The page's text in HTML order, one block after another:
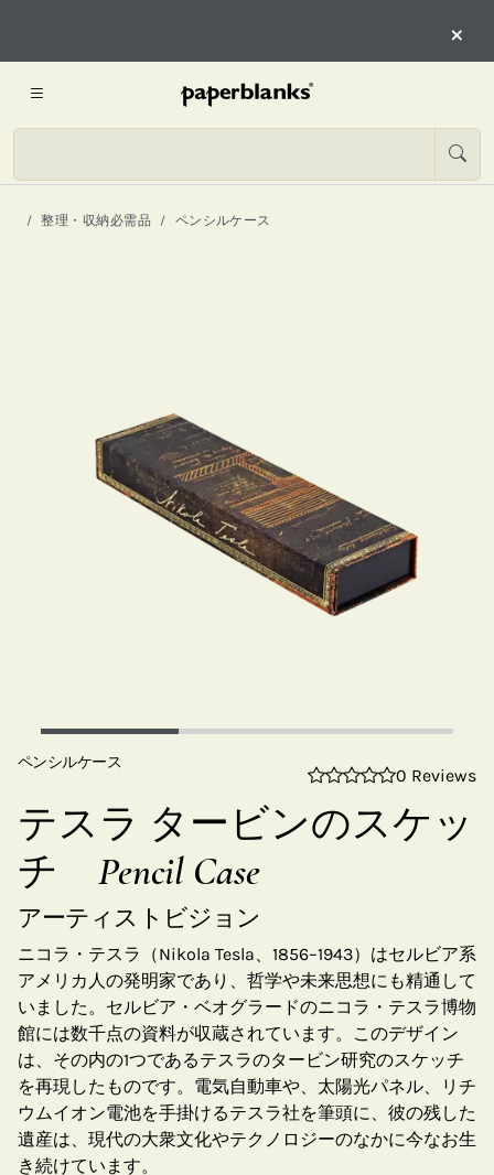
×
整理・収納必需品 ペンシルケース
ペンシルケース
0 Reviews
テスラ タービンのスケッ
チ Pencil Case
アーティストビジョン
ニコラ・テスラ（Nikola Tesla、1856–1943）はセルビア系
アメリカ人の発明家であり、哲学や未来思想にも精通して
いました。セルビア・ベオグラードのニコラ・テスラ博物
館には数千点の資料が収蔵されています。このデザイン
は、その内の1つであるテスラのタービン研究のスケッチ
を再現したものです。電気自動車や、太陽光パネル、リチ
ウムイオン電池を手掛けるテスラ社を筆頭に、彼の残した
遺産は、現代の大衆文化やテクノロジーのなかに今なお生
き続けています。